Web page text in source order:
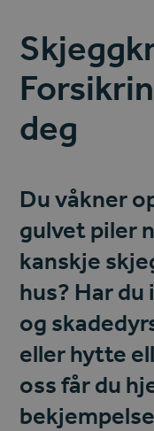
deg
Du våkner
gulvet piler
kanskje
hus? Har du
og
eller hytte
oss får du